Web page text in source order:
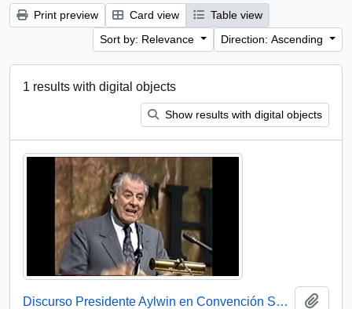
Print preview Card view
Table view
Sort by: Relevance
Direction: Ascending
1 results with digital objects
Show results with digital objects
Discurso Presidente Aylwin en Convención Santiago: Video